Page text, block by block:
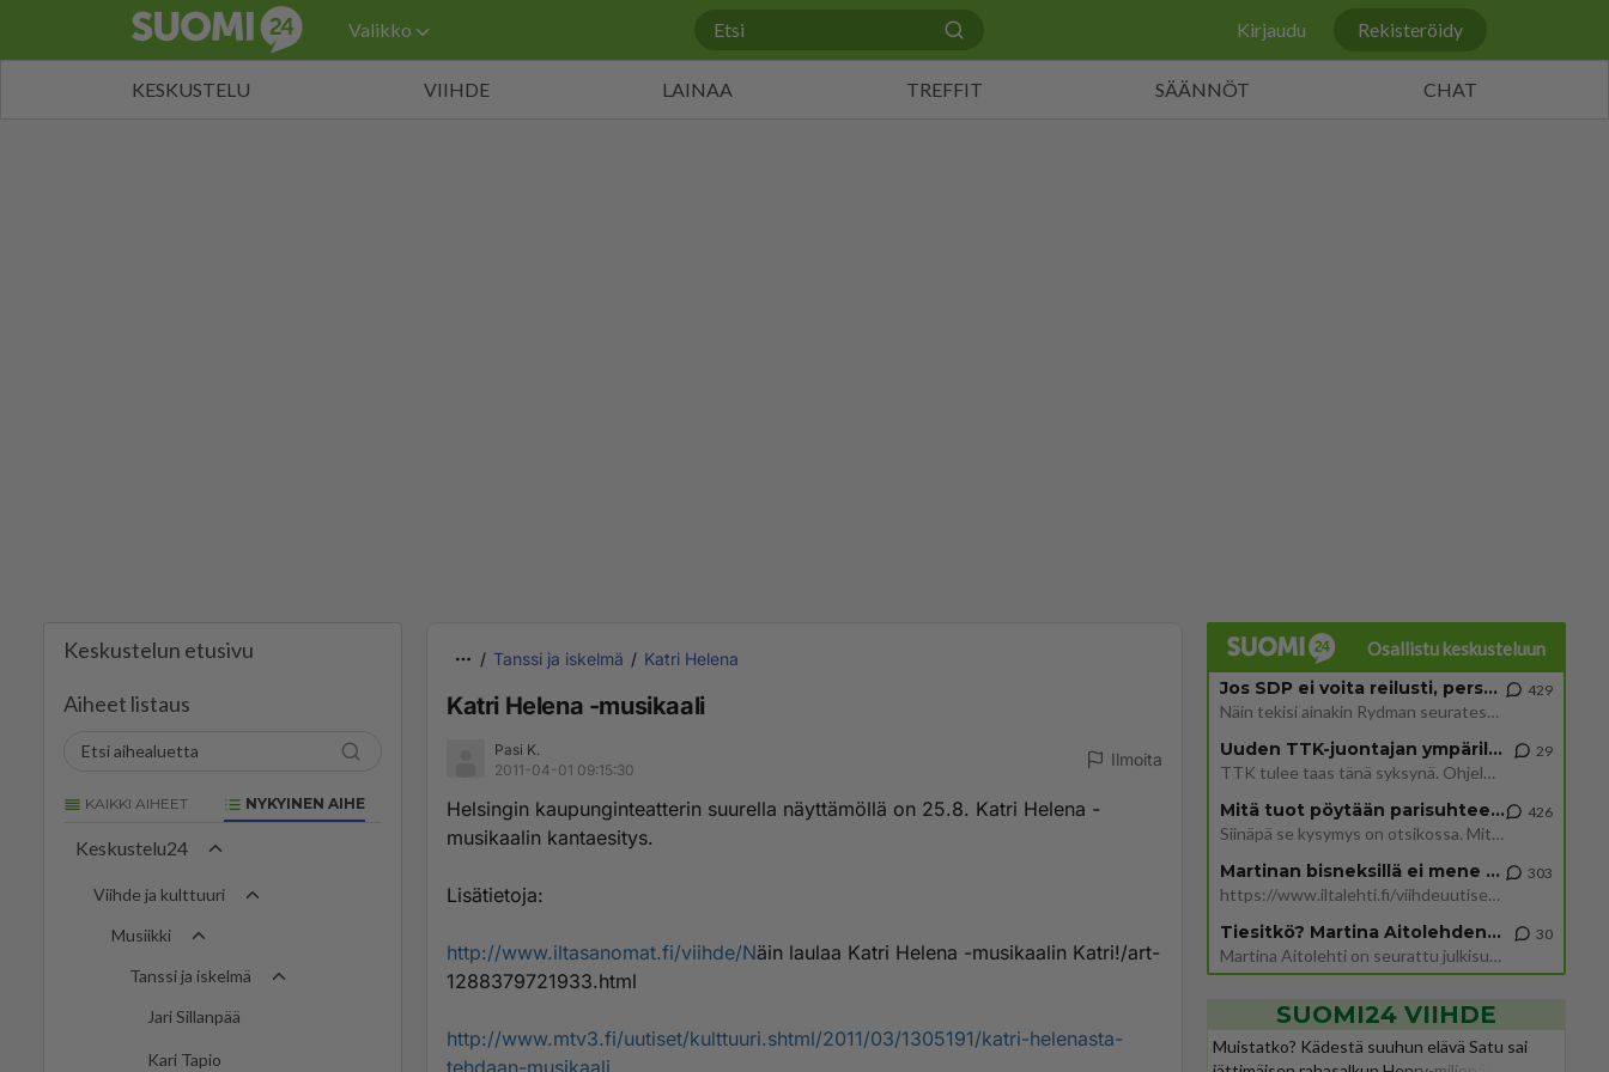
Valikko Kirjaudu Rekisteröidy
KESKUSTELU VIIHDE LAINAA TREFFIT SÄÄNNÖT CHAT
Keskustelun etusivu
Aiheet listaus
KAIKKI AIHEET NYKYINEN AIHE
Keskustelu24
Viihde ja kulttuuri
Musiikki
Tanssi ja iskelmä
Jari Sillanpää
Kari Tapio
Tanssi ja iskelmä Katri Helena
Katri Helena -musikaali
Pasi K.
2011-04-01 09:15:30
Ilmoita
Helsingin kaupunginteatterin suurella näyttämöllä on 25.8. Katri Helena -
musikaalin kantaesitys.
Lisätietoja:
http://www.iltasanomat.fi/viihde/Näin laulaa Katri Helena -musikaalin Katri!/art-
1288379721933.html
http://www.mtv3.fi/uutiset/kulttuuri.shtml/2011/03/1305191/katri-helenasta-
tehdaan-musikaali
Osallistu keskusteluun
Jos SDP ei voita reilusti, persut kumoavat demokratian Suomesta
Näin tekisi ainakin Rydman seuratessaan idolinsa Trumpin mallia https://www.is.fi/politiikka/art-2000012187244.html
429
Uuden TTK-juontajan ympärillä epätietoisuus sakenee - Nyt MTV hämmentää soppaa
TTK tulee taas tänä syksynä. Ohjelman uudet tähtioppilaat julkistetaan torstaina 6. elokuuta klo 14 alkavassa lehdistö
29
Mitä tuot pöytään parisuhteessa?
Siinäpä se kysymys on otsikossa. Mitäpä siis tuot/toisit pöytään parisuhteessa? Oletko mies vai nainen? Koetko sen mitä
426
Martinan bisneksillä ei mene hyvin
https://www.iltalehti.fi/viihdeuutiset/a/c46da6ab-340f-4790-aaa7-0865eed2336 Yrityksen konkurssihakemus on tullut kärä
303
Tiesitkö? Martina Aitolehden isäpuoli on tämä suosittu laulaja
Martina Aitolehti on seurattu julkisuuden henkilö. Lähipiiriin mahtuu muitakin tunnettuja henkilöitä. Tiesitkö, että Ma
30
SUOMI24 VIIHDE
Muistatko? Kädestä suuhun elävä Satu sai